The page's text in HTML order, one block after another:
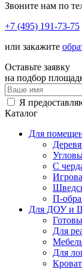
Звоните нам по
+7 (495) 191-73-75
или закажите
Оставьте заявку
на подбор
Я
Каталог
Для
С
П-
Для ДОУ и
Для
Для